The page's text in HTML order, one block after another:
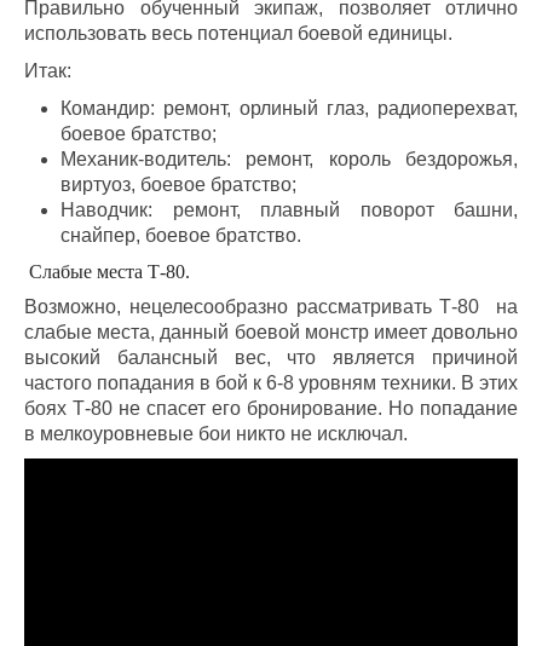
Правильно обученный экипаж, позволяет отлично
использовать весь потенциал боевой единицы.
Итак:
Командир: ремонт, орлиный глаз, радиоперехват,
боевое братство;
Механик-водитель: ремонт, король бездорожья,
виртуоз, боевое братство;
Наводчик: ремонт, плавный поворот башни,
снайпер, боевое братство.
Слабые места Т-80.
Возможно, нецелесообразно рассматривать Т-80 на
слабые места, данный боевой монстр имеет довольно
высокий балансный вес, что является причиной
частого попадания в бой к 6-8 уровням техники. В этих
боях Т-80 не спасет его бронирование. Но попадание
в мелкоуровневые бои никто не исключал.